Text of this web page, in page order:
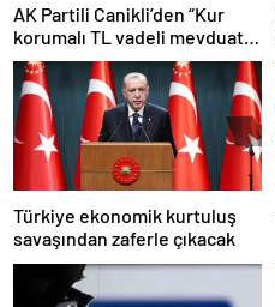
AK Partili Canikli’den “Kur
korumalı TL vadeli mevduat
sistemi” açıklaması!
Türkiye ekonomik kurtuluş
savaşından zaferle çıkacak